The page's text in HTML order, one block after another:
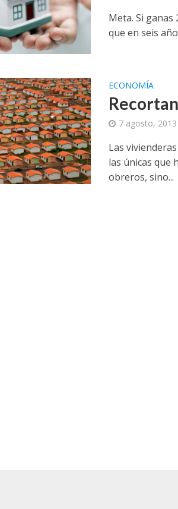
Meta. Si
que en seis
ECONOMÍA
7 agosto, 2013
Las
las únicas que
obreros, sino...